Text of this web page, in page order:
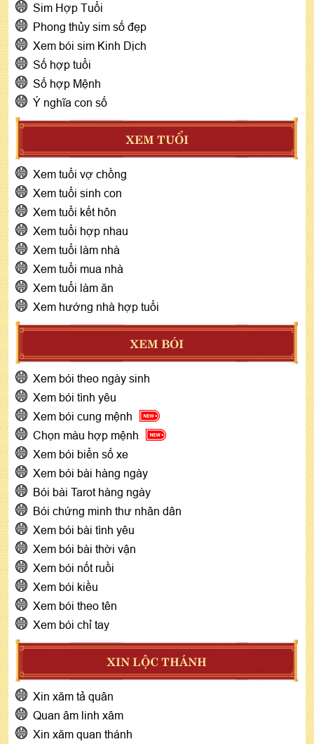
Sim Hợp Tuổi
Phong thủy sim số đẹp
Xem bói sim Kinh Dịch
Số hợp tuổi
Số hợp Mệnh
Ý nghĩa con số
XEM TUỔI
Xem tuổi vợ chồng
Xem tuổi sinh con
Xem tuổi kết hôn
Xem tuổi hợp nhau
Xem tuổi làm nhà
Xem tuổi mua nhà
Xem tuổi làm ăn
Xem hướng nhà hợp tuổi
XEM BÓI
Xem bói theo ngày sinh
Xem bói tình yêu
Xem bói cung mệnh
Chọn màu hợp mệnh
Xem bói biển số xe
Xem bói bài hàng ngày
Bói bài Tarot hàng ngày
Bói chứng minh thư nhân dân
Xem bói bài tình yêu
Xem bói bài thời vận
Xem bói nốt ruồi
Xem bói kiều
Xem bói theo tên
Xem bói chỉ tay
XIN LỘC THÁNH
Xin xăm tả quân
Quan âm linh xâm
Xin xăm quan thánh